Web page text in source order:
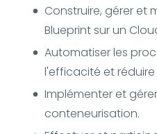
Construire, gérer et
Blueprint sur un
Automatiser les
l'efficacité et
Implémenter et
conteneurisation.